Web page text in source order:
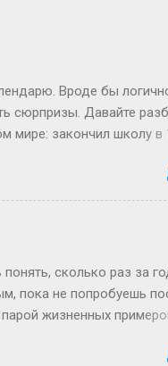
Вроде бы
сюрпризы. Давайте
мире: закончил школу в
он первокурсник в
хостеле на Бали, а
вообще 13
Зато в Японии
понять, сколько раз за
пока не попробуешь
жизненных
«А куда делся